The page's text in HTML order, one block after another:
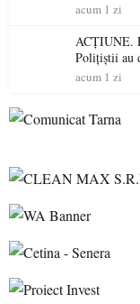
acum 1 zi
ACȚIUNE.
Polițiștii au
permis într-o
acum 1 zi